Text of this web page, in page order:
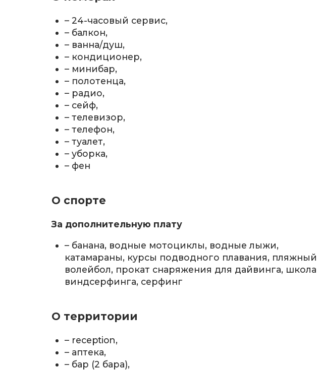
– 24-часовый сервис,
– балкон,
– ванна/душ,
– кондиционер,
– минибар,
– полотенца,
– радио,
– сейф,
– телевизор,
– телефон,
– туалет,
– уборка,
– фен
О спорте
За дополнительную плату
– банана, водные мотоциклы, водные лыжи,
катамараны, курсы подводного плавания, пляжный
волейбол, прокат снаряжения для дайвинга, школа
виндсерфинга, серфинг
О территории
– reception,
– аптека,
– бар (2 бара),